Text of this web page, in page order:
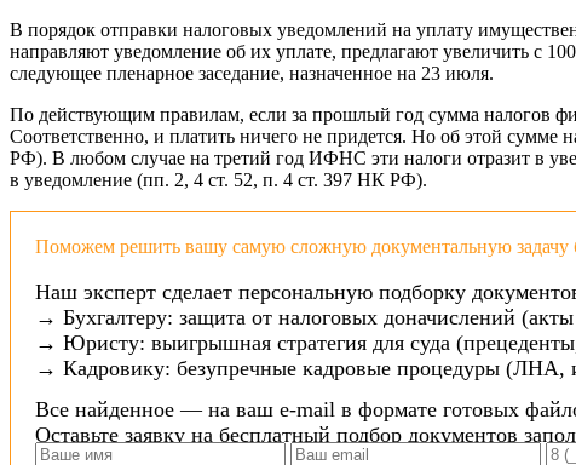
В порядок отправки налоговых уведомлений на уплату
направляют уведомление об их уплате, предлагают увеличить с
следующее пленарное заседание, назначенное на 23 июля.
По действующим правилам, если за прошлый год сумма налогов
Соответственно, и платить ничего не придется. Но об этой
РФ). В любом случае на третий год ИФНС эти налоги отразит в
в уведомление (пп. 2, 4 ст. 52, п. 4 ст. 397 НК РФ).
Поможем решить вашу самую сложную документальную задачу
Наш эксперт сделает персональную подборку
→ Бухгалтеру: защита от налоговых доначислений
→ Юристу: выигрышная стратегия для суда
→ Кадровику: безупречные кадровые процедуры (ЛНА,
Все найденное — на ваш e-mail в формате готовых
Оставьте заявку на бесплатный подбор документов